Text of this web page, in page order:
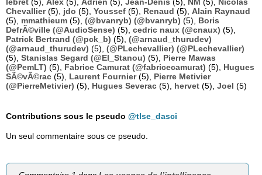
Chevallier(5), jdo (5), Youssef (5), Renaud (5), Alain Raynaud
(5), mmathieum (5), (@bvanryb) (@bvanryb) (5), Boris
DefrÃ©ville (@AudioSense) (5), cedric naux (@cnaux) (5),
Patrick Bertrand (@pck_b) (5), (@arnaud_thurudev)
(@arnaud_thurudev) (5), (@PLechevallier) (@PLechevallier)
(5), Stanislas Segard (@El_Stanou) (5), Pierre Mawas
(@PemLT) (5), Fabrice Camurat (@fabricecamurat) (5), Hugues
SÃ©vÃ©rac (5), Laurent Fournier(5), Pierre Metivier
(@PierreMetivier) (5), Hugues Severac (5), hervet (5), Joel (5)
Contributions sous le pseudo @tlse_dasci
Un seul commentaire sous ce pseudo.